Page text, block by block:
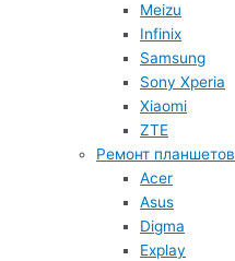
Meizu
Infinix
Samsung
Sony Xperia
Xiaomi
ZTE
Ремонт планшетов
Acer
Asus
Digma
Explay